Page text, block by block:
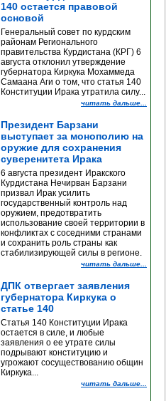
140 остается правовой
основой
Генеральный совет по курдским
районам Регионального
правительства Курдистана (КРГ) 6
августа отклонил утверждение
губернатора Киркука Мохаммеда
Самаана Аги о том, что статья 140
Конституции Ирака утратила силу...
читать дальше...
Президент Барзани
выступает за монополию на
оружие для сохранения
суверенитета Ирака
6 августа президент Иракского
Курдистана Нечирван Барзани
призвал Ирак усилить
государственный контроль над
оружием, предотвратить
использование своей территории в
конфликтах с соседними странами
и сохранить роль страны как
стабилизирующей силы в регионе.
читать дальше...
ДПК отвергает заявления
губернатора Киркука о
статье 140
Статья 140 Конституции Ирака
остается в силе, и любые
заявления о ее утрате силы
подрывают конституцию и
угрожают сосуществованию общин
Киркука...
читать дальше...